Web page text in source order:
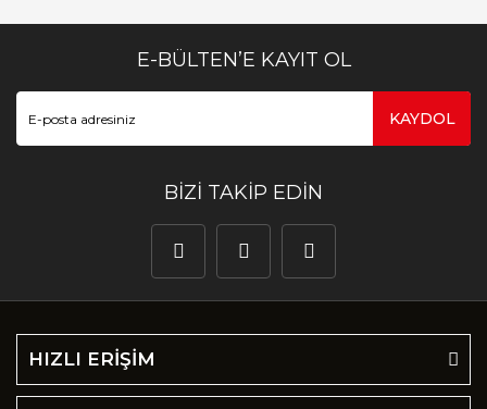
E-BÜLTEN’E KAYIT OL
KAYDOL
BİZİ TAKİP EDİN
HIZLI ERİŞİM